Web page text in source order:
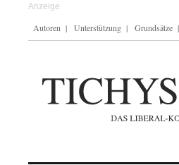
Autoren Unterstützung Grundsätze